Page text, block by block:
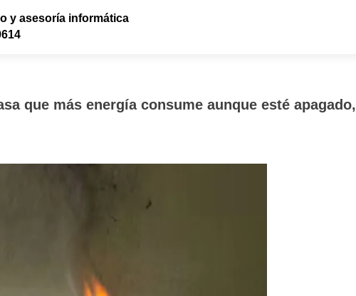
y asesoría informática
que más energía consume aunque esté apagado,